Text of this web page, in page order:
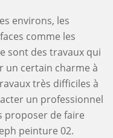
environs, les
comme les
sont des travaux qui
un certain charme à
très difficiles à
un professionnel
proposer de faire
peinture 02.